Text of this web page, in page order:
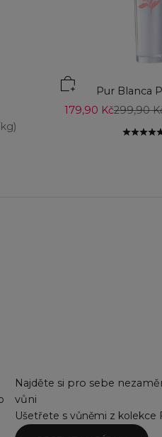
Pur Blanca
Prodejní cena
179,90 KčBěžná
299,90
Najděte si pro sebe
vůni
Ušetřete s vůněmi z kolekce